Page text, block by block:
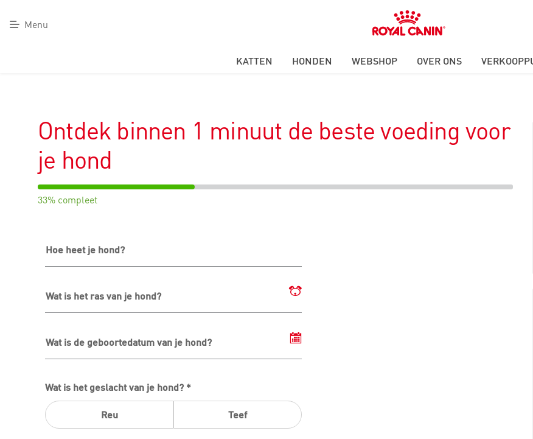
Menu
Royal
Canin
KATTEN
HONDEN WEBSHOP OVER ONS
Ontdek binnen 1 minuut de beste voeding voor
je hond
33%
33% compleet
Hoe heet je hond?
Wat is het ras van je hond?
Wat is de geboortedatum van je hond?
Wat is het geslacht van je hond? *
Reu Teef